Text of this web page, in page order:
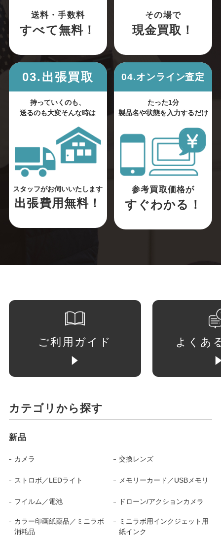
送料・手数料
すべて無料！
その場で
現金買取！
03.出張買取
持っていくのも、
送るのも大変そんな時は
スタッフがお伺いいたします
出張費用無料！
04.オンライン査定
たった1分
製品名や状態を入力するだけ
参考買取価格が
すぐわかる！
ご利用ガイド よくあ
カテゴリから探す
新品
カメラ 交換レンズ
ストロボ／LEDライト メモリーカード／USBメモリ
フイルム／電池 ドローン/アクションカメラ
カラー印画紙薬品／ミニラボ
消耗品
ミニラボ用インクジェット用
紙インク